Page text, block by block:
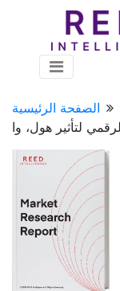
الصفحة الرئيسية